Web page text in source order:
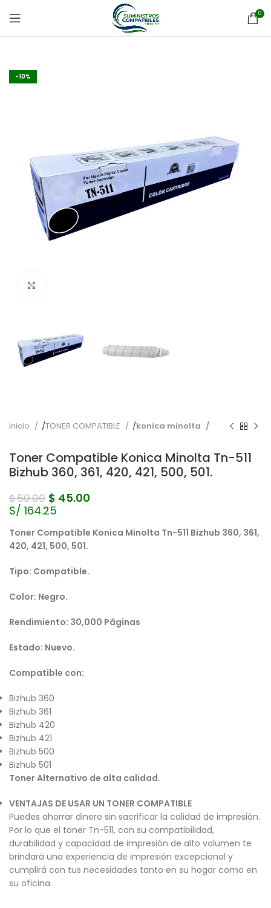
0
-10%
Inicio TONER COMPATIBLE konica minolta
Toner Compatible Konica Minolta Tn-511
Bizhub 360, 361, 420, 421, 500, 501.
$50.00 $ 45.00
S/ 164.25
Toner Compatible Konica Minolta Tn-511 Bizhub 360, 361,
420, 421, 500, 501.
Tipo: Compatible.
Color: Negro.
Rendimiento: 30,000 Páginas
Estado: Nuevo.
Compatible con:
Bizhub 360
Bizhub 361
Bizhub 420
Bizhub 421
Bizhub 500
Bizhub 501
Toner Alternativo de alta calidad.
VENTAJAS DE USAR UN TONER COMPATIBLE
Puedes ahorrar dinero sin sacrificar la calidad de impresión.
Por lo que el toner Tn-511, con su compatibilidad,
durabilidad y capacidad de impresión de alto volumen te
brindará una experiencia de impresión excepcional y
cumplirá con tus necesidades tanto en su hogar como en
su oficina.